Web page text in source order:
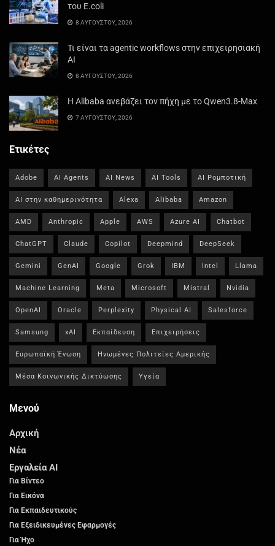
του E.coli
8 ΑΥΓΟΎΣΤΟΥ, 2026
Τι είναι τα agentic workflows στην επιχειρησιακή
ΑΙ
8 ΑΥΓΟΎΣΤΟΥ, 2026
Η Alibaba ανεβάζει τον πήχη με το Qwen3.8-Max
7 ΑΥΓΟΎΣΤΟΥ, 2026
Ετικέτες
Adobe AI Agents AI News AI Tools AI Ρομποτική
AI στην καθημερινότητα Alexa Alibaba Amazon
AMD Anthropic Apple AWS Azure AI Chatbot
ChatGPT Claude Copilot Deepmind DeepSeek
Gemini GenAI Google Grok IBM Intel Llama
Machine Learning Meta Microsoft Mistral Nvidia
OpenAI Oracle Perplexity Physical AI Salesforce
Samsung xAI Εκπαίδευση Επιχειρήσεις
Ευρωπαϊκή Ένωση Ηνωμένες Πολιτείες Αμερικής
Μέσα Κοινωνικής Δικτύωσης Υγεία
Μενού
Αρχική
Νέα
Εργαλεία AI
Για Βίντεο
Για Εικόνα
Για Εκπαιδευτικούς
Για Εξειδικευμένες Εφαρμογές
Για Ήχο